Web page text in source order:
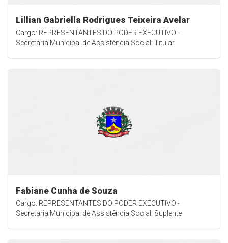
Lillian Gabriella Rodrigues Teixeira Avelar
Cargo: REPRESENTANTES DO PODER EXECUTIVO -
Secretaria Municipal de Assistência Social: Titular
Fabiane Cunha de Souza
Cargo: REPRESENTANTES DO PODER EXECUTIVO -
Secretaria Municipal de Assistência Social: Suplente